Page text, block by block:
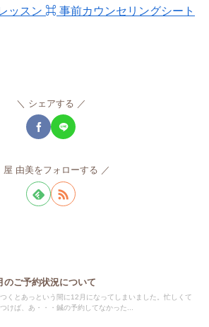
ッスン ⌘ 事前カウンセリングシート
シェアする
屋 由美をフォローする
のご予約状況について
くとあっという間に12月になってしまいました。忙しくて
けば、あ・・・鍼の予約してなかった...